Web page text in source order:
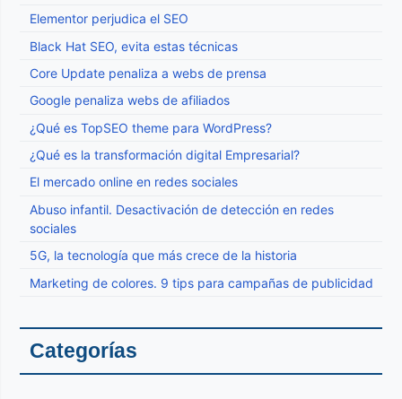
Elementor perjudica el SEO
Black Hat SEO, evita estas técnicas
Core Update penaliza a webs de prensa
Google penaliza webs de afiliados
¿Qué es TopSEO theme para WordPress?
¿Qué es la transformación digital Empresarial?
El mercado online en redes sociales
Abuso infantil. Desactivación de detección en redes
sociales
5G, la tecnología que más crece de la historia
Marketing de colores. 9 tips para campañas de publicidad
Categorías